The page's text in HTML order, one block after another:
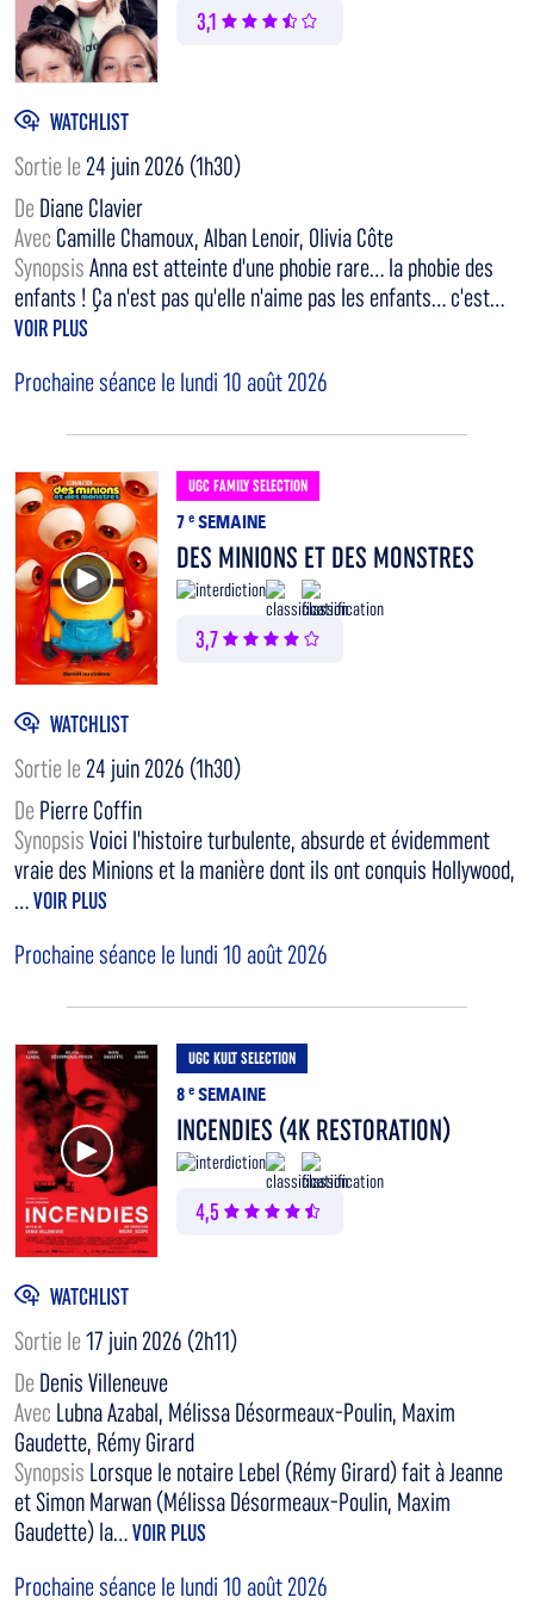
3,1
WATCHLIST
Sortie le 24 juin 2026 (1h30)
De Diane Clavier
Avec Camille Chamoux, Alban Lenoir, Olivia Côte
Synopsis Anna est atteinte d'une phobie rare... la phobie des
enfants ! Ça n'est pas qu'elle n'aime pas les enfants... c'est...
VOIR PLUS
Prochaine séance le lundi 10 août 2026
Voir la bande annonce
UGC FAMILY SELECTION
7 e SEMAINE
DES MINIONS ET DES MONSTRES
3,7
WATCHLIST
Sortie le 24 juin 2026 (1h30)
De Pierre Coffin
Synopsis Voici l'histoire turbulente, absurde et évidemment
vraie des Minions et la manière dont ils ont conquis Hollywood,
...VOIR PLUS
Prochaine séance le lundi 10 août 2026
Voir la bande annonce
UGC KULT SELECTION
8 e SEMAINE
INCENDIES (4K RESTORATION)
4,5
WATCHLIST
Sortie le 17 juin 2026 (2h11)
De Denis Villeneuve
Avec Lubna Azabal, Mélissa Désormeaux-Poulin, Maxim
Gaudette, Rémy Girard
Synopsis Lorsque le notaire Lebel (Rémy Girard) fait à Jeanne
et Simon Marwan (Mélissa Désormeaux-Poulin, Maxim
Gaudette) la...VOIR PLUS
Prochaine séance le lundi 10 août 2026